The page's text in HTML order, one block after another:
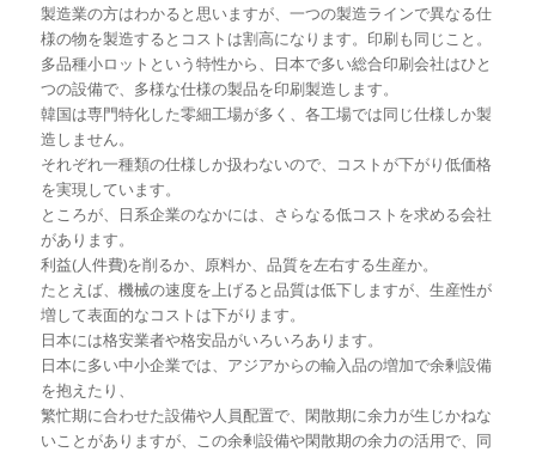
製造業の方はわかると思いますが、一つの製造ラインで異なる仕
様の物を製造するとコストは割高になります。印刷も同じこと。
多品種小ロットという特性から、日本で多い総合印刷会社はひと
つの設備で、多様な仕様の製品を印刷製造します。
韓国は専門特化した零細工場が多く、各工場では同じ仕様しか製
造しません。
それぞれ一種類の仕様しか扱わないので、コストが下がり低価格
を実現しています。
ところが、日系企業のなかには、さらなる低コストを求める会社
があります。
利益(人件費)を削るか、原料か、品質を左右する生産か。
たとえば、機械の速度を上げると品質は低下しますが、生産性が
増して表面的なコストは下がります。
日本には格安業者や格安品がいろいろあります。
日本に多い中小企業では、アジアからの輸入品の増加で余剰設備
を抱えたり、
繁忙期に合わせた設備や人員配置で、閑散期に余力が生じかねな
いことがありますが、この余剰設備や閑散期の余力の活用で、同